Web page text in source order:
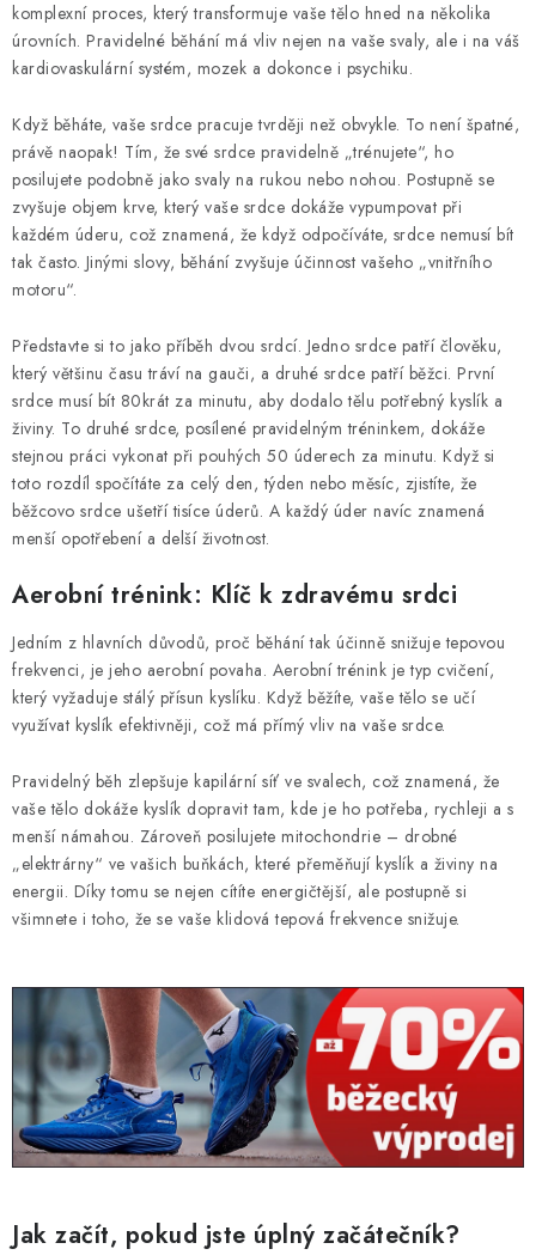
MEGA SLEVY
NOVINKY MIZUNO
NOVINKY INOV-8
OBLÍBENÉ DROBNOSTI
ZNAČKY
Ceník dopravy
Moje objednávka
Jak vyměnit nebo vrátit zboží
Jak reklamovat
Obchodní podmínky
Velikostní tabulky
Ochrana osobních údajů
Zásady používání souborů cookies
Kontakt
komplexní proces, který transformuje vaše tělo hned na několika
úrovních. Pravidelné běhání má vliv nejen na vaše svaly, ale i na váš
kardiovaskulární systém, mozek a dokonce i psychiku.
Když běháte, vaše srdce pracuje tvrději než obvykle. To není špatné,
právě naopak! Tím, že své srdce pravidelně „trénujete“, ho
posilujete podobně jako svaly na rukou nebo nohou. Postupně se
zvyšuje objem krve, který vaše srdce dokáže vypumpovat při
každém úderu, což znamená, že když odpočíváte, srdce nemusí bít
tak často. Jinými slovy, běhání zvyšuje účinnost vašeho „vnitřního
motoru“.
Představte si to jako příběh dvou srdcí. Jedno srdce patří člověku,
který většinu času tráví na gauči, a druhé srdce patří běžci. První
srdce musí bít 80krát za minutu, aby dodalo tělu potřebný kyslík a
živiny. To druhé srdce, posílené pravidelným tréninkem, dokáže
stejnou práci vykonat při pouhých 50 úderech za minutu. Když si
toto rozdíl spočítáte za celý den, týden nebo měsíc, zjistíte, že
běžcovo srdce ušetří tisíce úderů. A každý úder navíc znamená
menší opotřebení a delší životnost.
Aerobní trénink: Klíč k zdravému srdci
Jedním z hlavních důvodů, proč běhání tak účinně snižuje tepovou
frekvenci, je jeho aerobní povaha. Aerobní trénink je typ cvičení,
který vyžaduje stálý přísun kyslíku. Když běžíte, vaše tělo se učí
využívat kyslík efektivněji, což má přímý vliv na vaše srdce.
Pravidelný běh zlepšuje kapilární síť ve svalech, což znamená, že
vaše tělo dokáže kyslík dopravit tam, kde je ho potřeba, rychleji a s
menší námahou. Zároveň posilujete mitochondrie – drobné
„elektrárny“ ve vašich buňkách, které přeměňují kyslík a živiny na
energii. Díky tomu se nejen cítíte energičtější, ale postupně si
všimnete i toho, že se vaše klidová tepová frekvence snižuje.
Jak začít, pokud jste úplný začátečník?